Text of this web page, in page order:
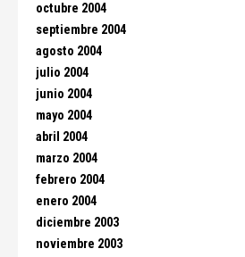
octubre 2004
septiembre 2004
agosto 2004
julio 2004
junio 2004
mayo 2004
abril 2004
marzo 2004
febrero 2004
enero 2004
diciembre 2003
noviembre 2003